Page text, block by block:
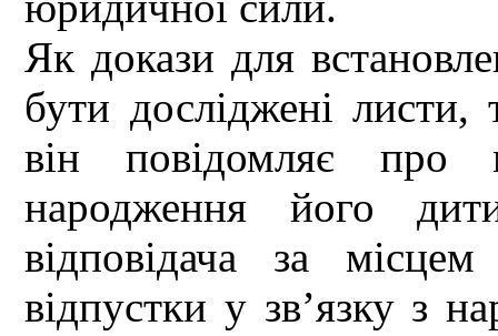
Як докази для
бути досліджені листи,
він повідомляє про
народження його
відповідача за
відпустки у зв’язку з